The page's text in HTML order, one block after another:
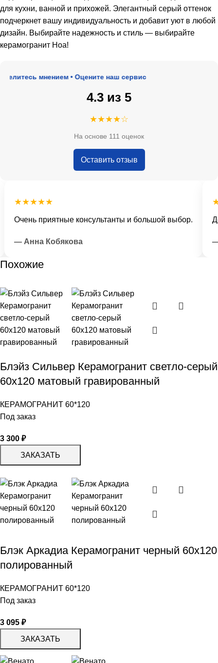
для кухни, ванной и прихожей. Элегантный серый оттенок
подчеркнет вашу индивидуальность и добавит уют в любой
дизайн. Выбирайте надежность и стиль — выбирайте
керамогранит Ноа!
мнением • Оцените наш сервис
4.3 из 5
★★★★☆
На основе 111 оценок
Оставить отзыв
★★★★★
Очень приятные консультанты и большой выбор.
— Анна Кобякова —
Похожие
Блэйз Сильвер Керамогранит светло-серый
60х120 матовый гравированный
КЕРАМОГРАНИТ 60*120
Под заказ
3 300 ₽
ЗАКАЗАТЬ
Блэк Аркадиа Керамогранит черный 60х120
полированный
КЕРАМОГРАНИТ 60*120
Под заказ
3 095 ₽
ЗАКАЗАТЬ